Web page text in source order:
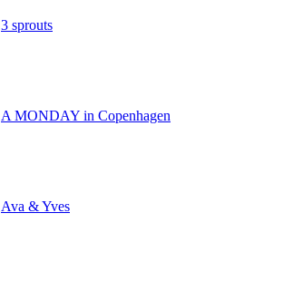
3 sprouts
A MONDAY in Copenhagen
Ava & Yves